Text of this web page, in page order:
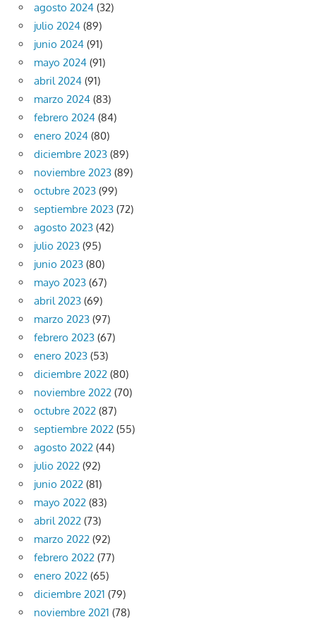
agosto 2024 (32)
julio 2024 (89)
junio 2024 (91)
mayo 2024 (91)
abril 2024 (91)
marzo 2024 (83)
febrero 2024 (84)
enero 2024 (80)
diciembre 2023 (89)
noviembre 2023 (89)
octubre 2023 (99)
septiembre 2023 (72)
agosto 2023 (42)
julio 2023 (95)
junio 2023 (80)
mayo 2023 (67)
abril 2023 (69)
marzo 2023 (97)
febrero 2023 (67)
enero 2023 (53)
diciembre 2022 (80)
noviembre 2022 (70)
octubre 2022 (87)
septiembre 2022 (55)
agosto 2022 (44)
julio 2022 (92)
junio 2022 (81)
mayo 2022 (83)
abril 2022 (73)
marzo 2022 (92)
febrero 2022 (77)
enero 2022 (65)
diciembre 2021 (79)
noviembre 2021 (78)